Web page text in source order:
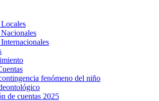
fenómeno del niño
de cuentas 2025